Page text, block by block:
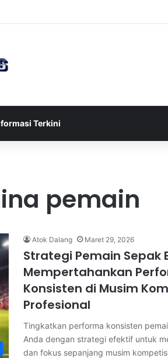
U-17 Tereliminasi, Berikut 4 Tim Lolos ke
Terkini
pemain
Atok Dalang Maret 29, 2026
Strategi Pemain Sepak
Mempertahankan
Konsisten di Musim
Profesional
Tingkatkan performa konsisten
Anda dengan strategi efektif untuk
dan fokus sepanjang musim